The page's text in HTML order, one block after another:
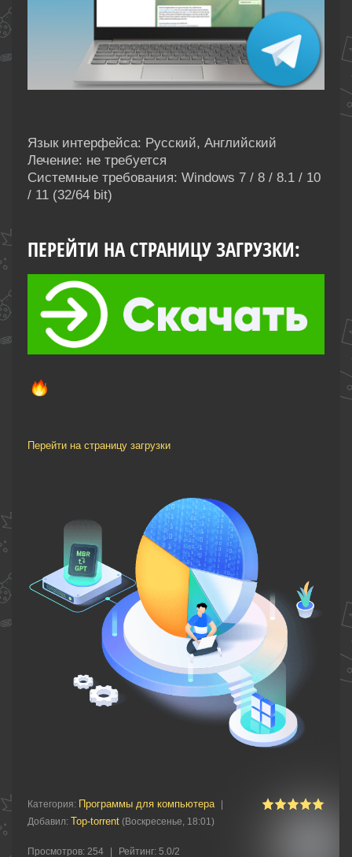
Язык интерфейса: Русский, Английский
Лечение: не требуется
Системные требования: Windows 7 / 8 / 8.1 / 10
/ 11 (32/64 bit)
ПЕРЕЙТИ НА СТРАНИЦУ ЗАГРУЗКИ:
Перейти на страницу загрузки
Категория: Программы для компьютера
Добавил: Top-torrent (Воскресенье, 18:01)
Просмотров: 254 Рейтинг: 5.0/2